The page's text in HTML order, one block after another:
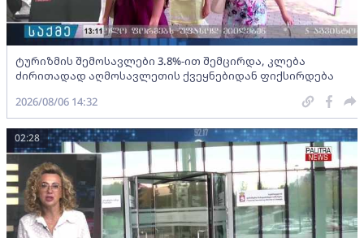
ტურიზმის შემოსავლები 3.8%-ით შემცირდა, კლება
ძირითადად აღმოსავლეთის ქვეყნებიდან ფიქსირდება
2026/08/06 14:32
02:28